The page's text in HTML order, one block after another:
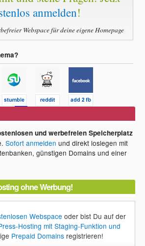
anmelden!
Webspace für deine eigene Homepage
und werbefreien Speicherplatz
Sofort anmelden und direkt loslegen mit
günstigen Domains und einer
ohne Werbung!
Webspace oder bist Du auf der
Hosting mit Staging-Funktion und
Prepaid Domains registrieren!